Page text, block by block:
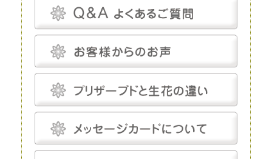
ための作業も施されます。
プリザーブドフラワーは染色も可能です。そのため、生花にはありえない
るのですが、メンテナンスフリーというわけではありません。
温度と湿度に対してはデリケートで、これらについてはしっかり管理しな
いと、ヒビや色あせなどの発生を招きます。しかし、エアコンをつけっぱ
なしにして完全管理する必要はなく、気にしてあげる程度で十分です。
プリザーブドフラワーにとって最適な温度は18～25℃程度、湿度は30～
50％程度です。プリザーブドフラワーは基本的に「花」を加工したもの
で、茎は後付けになります。そのため、小さなお供え花から豪華なディス
プレイまで、さまざまな用途で使えます。
生花
ザーブドフラワーと比較するとなると「切り花」になるでしょう。生花の
魅力は、やはりその生命感です。